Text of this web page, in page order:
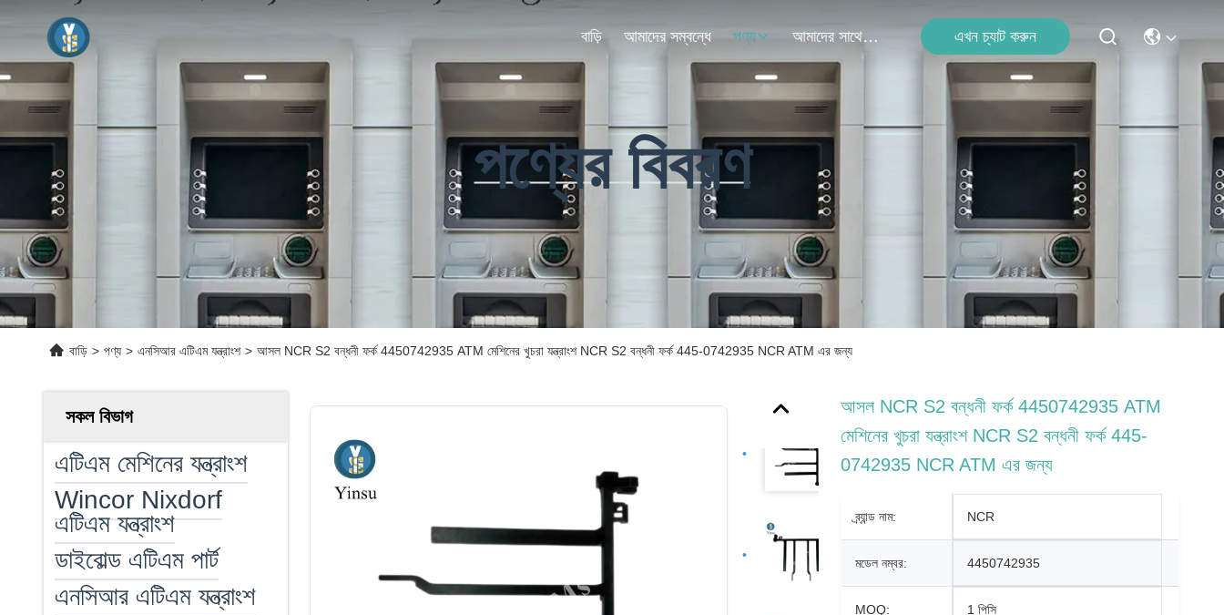
বাড়ি আমাদের সম্বন্ধে পণ্য আমাদের সাথে যোগাযোগ এখন চ্যাট করুন
পণ্যের বিবরণ
বাড়ি > পণ্য > এনসিআর এটিএম যন্ত্রাংশ > আসল NCR S2 বন্ধনী ফর্ক 4450742935 ATM মেশিনের খুচরা যন্ত্রাংশ NCR S2 বন্ধনী ফর্ক 445-0742935 NCR ATM এর জন্য
সকল বিভাগ
এটিএম মেশিনের যন্ত্রাংশ
Wincor Nixdorf
এটিএম যন্ত্রাংশ
ডাইবোল্ড এটিএম পার্ট
এনসিআর এটিএম যন্ত্রাংশ
আসল NCR S2 বন্ধনী ফর্ক 4450742935 ATM
মেশিনের খুচরা যন্ত্রাংশ NCR S2 বন্ধনী ফর্ক 445-
0742935 NCR ATM এর জন্য
ব্র্যান্ড নাম: NCR
মডেল নম্বর: 4450742935
MOQ: 1 পিসি